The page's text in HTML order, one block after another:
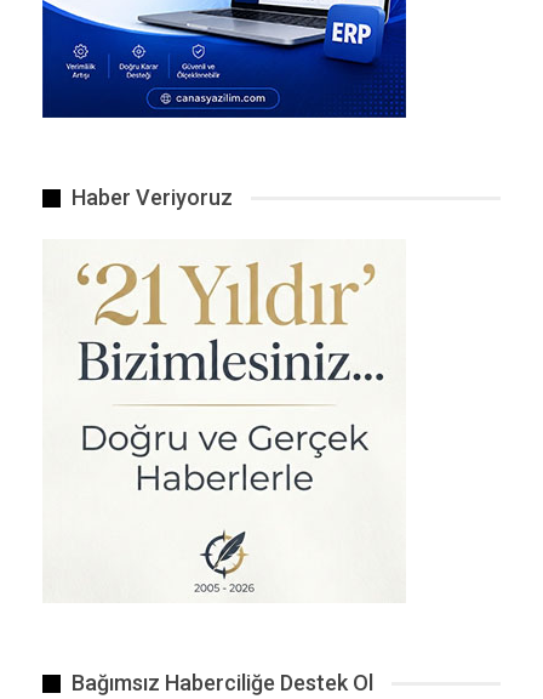
Yeni ortaöğretim sistemi değişikliğiyle ilgili önemli…
Amerikan bitkisel yağlarını pazarda daha fazla yer
Haber Veriyoruz
Bağımsız Haberciliğe Destek Ol